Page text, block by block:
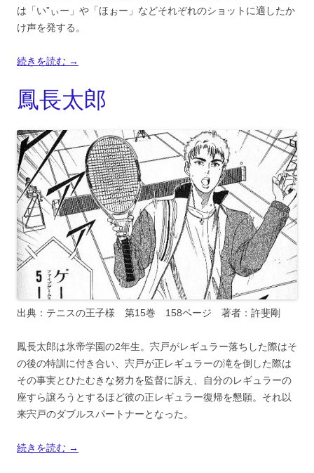
は「い”ぃー」や「ほぉー」などそれぞれのショットに適したか
け声を発する。
続きを読む →
鳳長太郎
出典：テニスの王子様 第15巻 158ページ 著者：許斐剛
鳳長太郎は氷帝学園の2年生。宍戸がレギュラー落ちした際はそ
の後の特訓に付き合い、宍戸が正レギュラーの滝を倒した際は
その事実とひたむきな努力を監督に訴え、自分のレギュラーの
座すら譲ろうとするほど彼の正レギュラー復帰を懇願。それ以
来宍戸のダブルスパートナーとなった。
続きを読む →